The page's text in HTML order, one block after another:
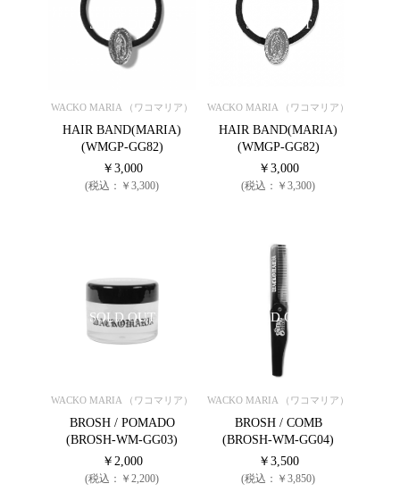
SOLD OUT
WACKO MARIA （ワコマリア）
HAIR BAND(MARIA)
(WMGP-GG82)
￥3,000
(税込：￥3,300)
SOLD OUT
WACKO MARIA （ワコマリア）
HAIR BAND(MARIA)
(WMGP-GG82)
￥3,000
(税込：￥3,300)
SOLD OUT
WACKO MARIA （ワコマリア）
BROSH / POMADO
(BROSH-WM-GG03)
￥2,000
(税込：￥2,200)
SOLD OUT
WACKO MARIA （ワコマリア）
BROSH / COMB
(BROSH-WM-GG04)
￥3,500
(税込：￥3,850)